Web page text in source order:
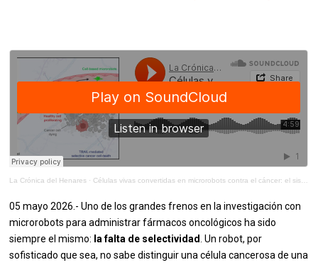
La Crónica del Henares · Células vivas convertidas en microrobots contra el cáncer: el sistema TRAIL que mata tumores sin tocar tejido sano
05 mayo 2026.- Uno de los grandes frenos en la investigación con
microrobots para administrar fármacos oncológicos ha sido
siempre el mismo: la falta de selectividad . Un robot, por
sofisticado que sea, no sabe distinguir una célula cancerosa de una